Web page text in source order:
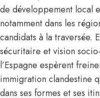
de développement local
notamment dans les
candidats à la traversée.
sécuritaire et vision
l’Espagne espèrent
immigration clandestine
dans ses formes et ses